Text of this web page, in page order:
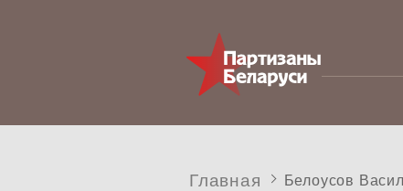
Главная Белоусов